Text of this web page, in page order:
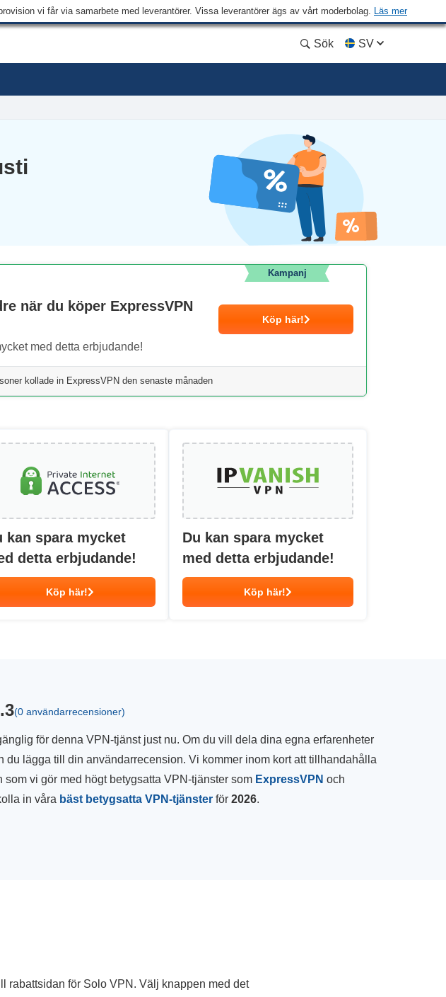
vi får via samarbete med leverantörer. Vissa leverantörer ägs av vårt moderbolag. Läs mer
Sök SV
när du köper ExpressVPN
med detta erbjudande!
Köp här!
Kampanj
kollade in ExpressVPN den senaste månaden
kan spara mycket
detta erbjudande!
Köp här!
Du kan spara mycket
med detta erbjudande!
Köp här!
(0 användarrecensioner)
för denna VPN-tjänst just nu. Om du vill dela dina egna erfarenheter
du lägga till din användarrecension. Vi kommer inom kort att tillhandahålla
vi gör med högt betygsatta VPN-tjänster som ExpressVPN och
in våra bäst betygsatta VPN-tjänster för 2026.
rabattsidan för Solo VPN. Välj knappen med det